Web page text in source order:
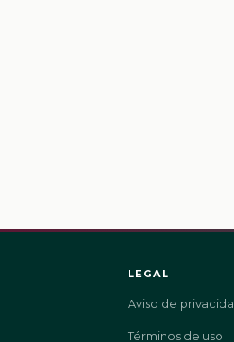
LEGAL
Aviso de
Términos de uso